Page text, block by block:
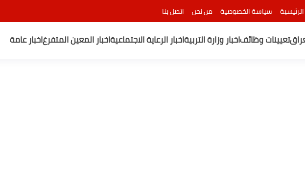
سياسة الخصوصية من نحن اتصل بنا
تعيينات وظائفاخبار وزارة التربيةاخبار الرعاية الاجتماعيةاخبار المعين المتفرغاخبار عامة